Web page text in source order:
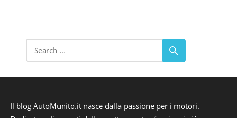
Il blog AutoMunito.it nasce dalla passione per i motori.